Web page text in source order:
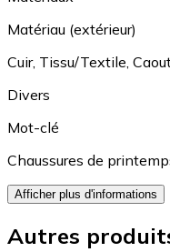
Matériau (extérieur)
Cuir, Tissu/Textile
Divers
Mot-clé
Chaussures de
Afficher plus d'informations
Autres